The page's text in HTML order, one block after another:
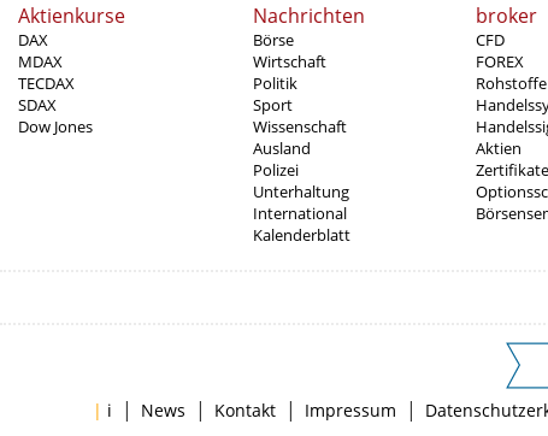
Aktienkurse
DAX
MDAX
TECDAX
SDAX
Dow Jones
Nachrichten
Börse
Wirtschaft
Politik
Sport
Wissenschaft
Ausland
Polizei
Unterhaltung
International
Kalenderblatt
broker
CFD
FOREX
Rohstoffe
Aktien
| i | News | Kontakt | Impressum |